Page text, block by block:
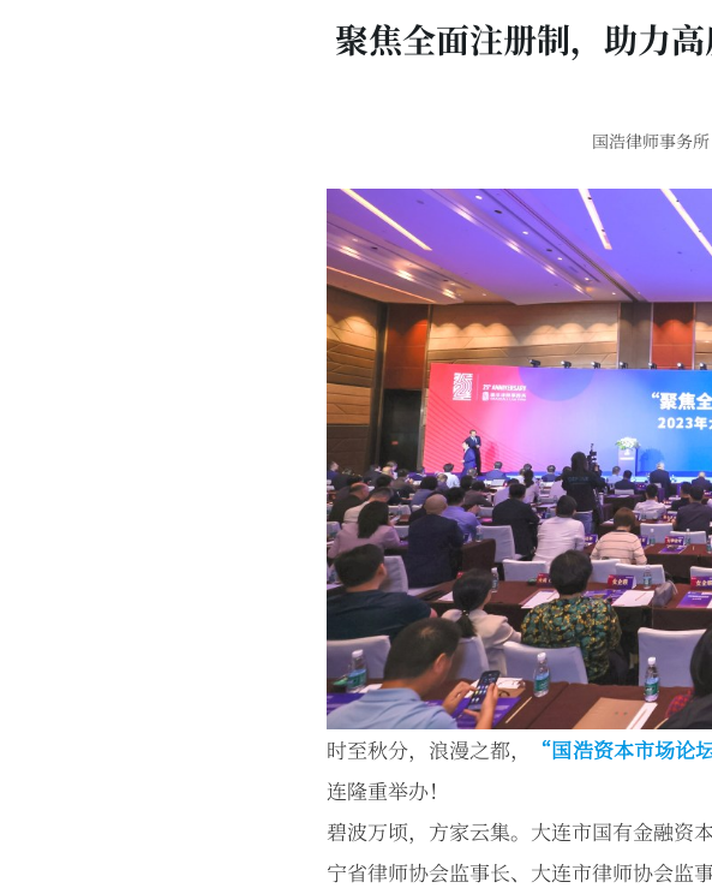
聚焦全面注册制，助力
国浩律师事务所
时至秋分，浪漫之都， “国浩资本市场论
连隆重举办！
碧波万顷，方家云集。大连市国有金融资
宁省律师协会监事长、大连市律师协会监